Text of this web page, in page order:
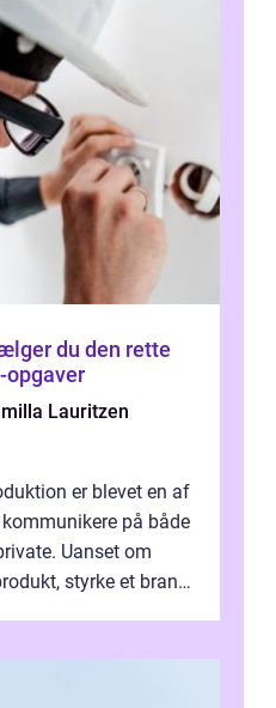
du den rette
Lauritzen
er blevet en af
på både
Uanset om
styrke et brand,